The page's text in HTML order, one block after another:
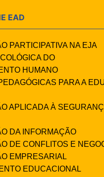
EAD
PARTICIPATIVA NA EJA
DO
HUMANO
PARA A
APLICADA À
DA INFORMAÇÃO
DE CONFLITOS E
EMPRESARIAL
EDUCACIONAL